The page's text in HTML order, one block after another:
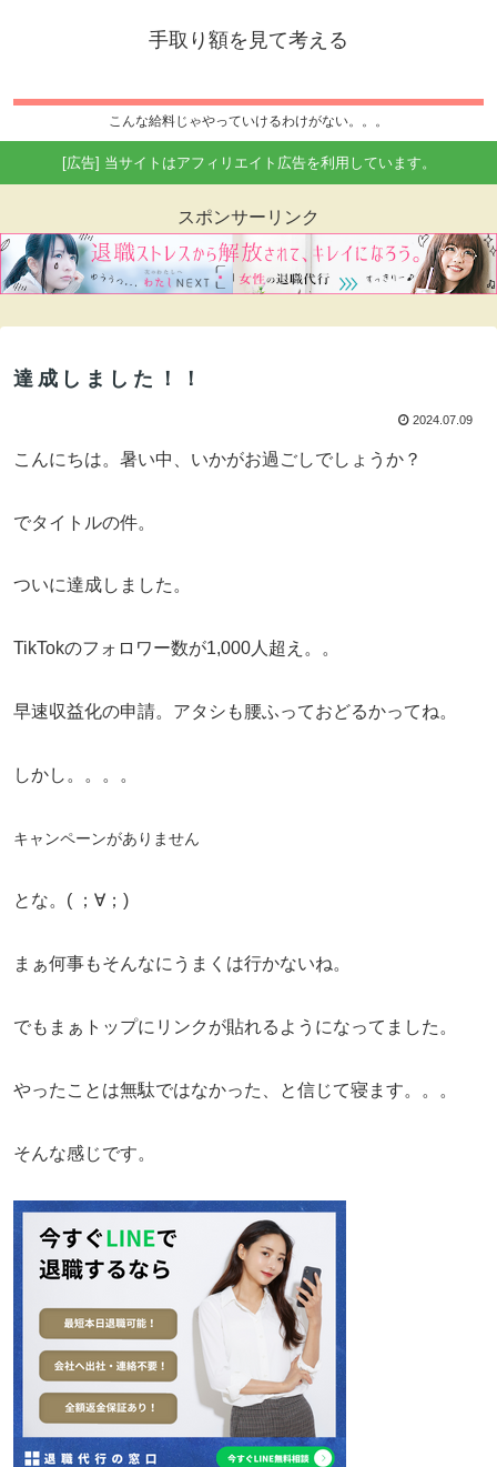
手取り額を見て考える
こんな給料じゃやっていけるわけがない。。。
[広告] 当サイトはアフィリエイト広告を利用しています。
スポンサーリンク
達成しました！！
2024.07.09
こんにちは。暑い中、いかがお過ごしでしょうか？
でタイトルの件。
ついに達成しました。
TikTokのフォロワー数が1,000人超え。。
早速収益化の申請。アタシも腰ふっておどるかってね。
しかし。。。。
キャンペーンがありません
とな。( ；∀；)
まぁ何事もそんなにうまくは行かないね。
でもまぁトップにリンクが貼れるようになってました。
やったことは無駄ではなかった、と信じて寝ます。。。
そんな感じです。